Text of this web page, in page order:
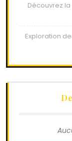
Découvrez
Exploration